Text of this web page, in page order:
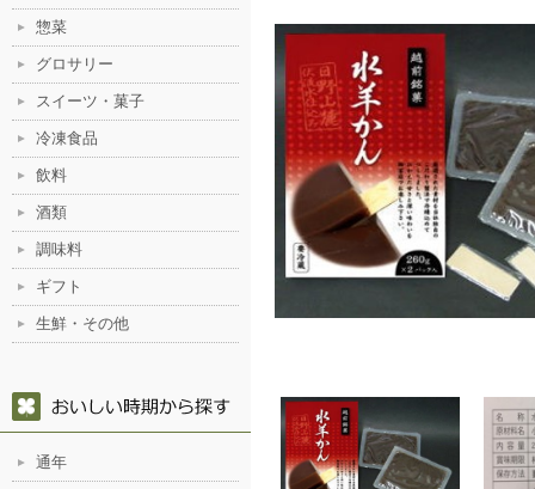
惣菜
グロサリー
スイーツ・菓子
冷凍食品
飲料
酒類
調味料
ギフト
生鮮・その他
通年